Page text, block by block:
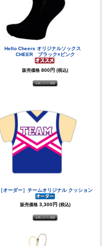
Hello Cheers オリジナルソックス
CHEER ブラック×ピンク
販売価格 800円 (税込)
［オーダー］チームオリジナル クッション
販売価格 3,300円 (税込)